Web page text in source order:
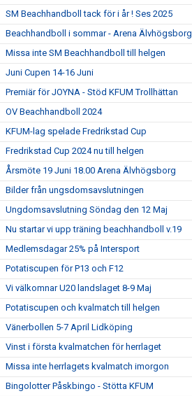
SM Beachhandboll tack för i år ! Ses 2025
Beachhandboll i sommar - Arena Älvhögsborg
Missa inte SM Beachhandboll till helgen
Juni Cupen 14-16 Juni
Premiär för JOYNA - Stöd KFUM Trollhättan
OV Beachhandboll 2024
KFUM-lag spelade Fredrikstad Cup
Fredrikstad Cup 2024 nu till helgen
Årsmöte 19 Juni 18.00 Arena Älvhögsborg
Bilder från ungsdomsavslutningen
Ungdomsavslutning Söndag den 12 Maj
Nu startar vi upp träning beachhandboll v.19
Medlemsdagar 25% på Intersport
Potatiscupen för P13 och F12
Vi välkomnar U20 landslaget 8-9 Maj
Potatiscupen och kvalmatch till helgen
Vänerbollen 5-7 April Lidköping
Vinst i första kvalmatchen för herrlaget
Missa inte herrlagets kvalmatch imorgon
Bingolotter Påskbingo - Stötta KFUM